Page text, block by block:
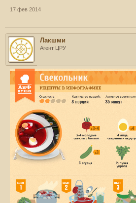
17 фев 2014
Лакшми
Агент ЦРУ